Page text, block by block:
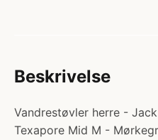
Beskrivelse
Vandrestøvler herre -
Texapore Mid M -